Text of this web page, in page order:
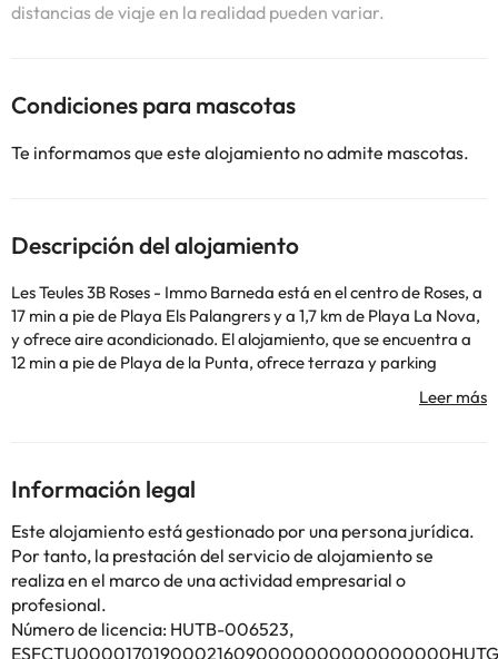
distancias de viaje en la realidad pueden variar.
Condiciones para mascotas
Te informamos que este alojamiento no admite mascotas.
Descripción del alojamiento
Les Teules 3B Roses - Immo Barneda está en el centro de Roses, a
17 min a pie de Playa Els Palangrers y a 1,7 km de Playa La Nova,
y ofrece aire acondicionado. El alojamiento, que se encuentra a
12 min a pie de Playa de la Punta, ofrece terraza y parking
canales vía satélite, una cocina equipada con nevera y horno,
suplemento. Museo Dalí está a 22 km del alojamiento, y Campo
de golf Peralada está a 24 km. El aeropuerto más cercano
(Aeropuerto de Girona - Costa Brava) está a 72 km.
En este alojamiento no se pueden celebrar despedidas de soltero
o soltera ni fiestas similares.
Algunos de los servicios detallados pueden ser de pago. Puedes
consultar sus tarifas directamente en el establecimiento. Toda la
Información legal
Este alojamiento está gestionado por una persona jurídica.
Por tanto, la prestación del servicio de alojamiento se
realiza en el marco de una actividad empresarial o
profesional.
Número de licencia: HUTB-006523,